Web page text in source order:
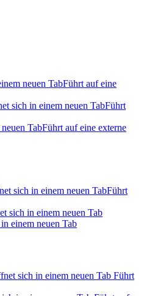
neuen TabFührt auf eine
sich in einem neuen TabFührt
TabFührt auf eine externe
sich in einem neuen TabFührt
sich in einem neuen Tab
einem neuen Tab
sich in einem neuen Tab Führt